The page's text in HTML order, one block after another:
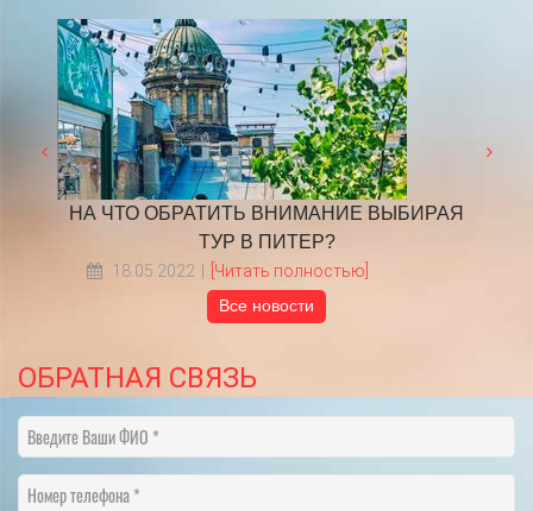
График переноса рабочих дней в 2025 году
[Читать полностью]
Все новости
ОБРАТНАЯ СВЯЗЬ
Введите Ваши ФИО
Номер телефона